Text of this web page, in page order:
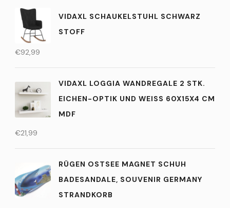
VIDAXL SCHAUKELSTUHL SCHWARZ
STOFF
€92,99
VIDAXL LOGGIA WANDREGALE 2 STK.
EICHEN-OPTIK UND WEISS 60X15X4 CM M
DF
€21,99
RÜGEN OSTSEE MAGNET SCHUH
BADESANDALE, SOUVENIR GERMANY
STRANDKORB